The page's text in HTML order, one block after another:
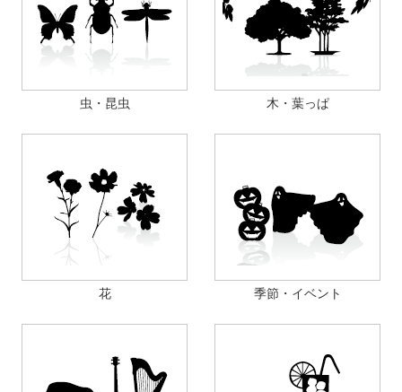
虫・昆虫 木・葉っぱ
花 季節・イベント